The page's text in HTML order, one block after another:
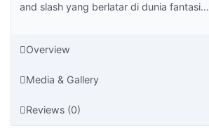
and slash yang berlatar di dunia fantasi…
Overview
Media & Gallery
Reviews (0)